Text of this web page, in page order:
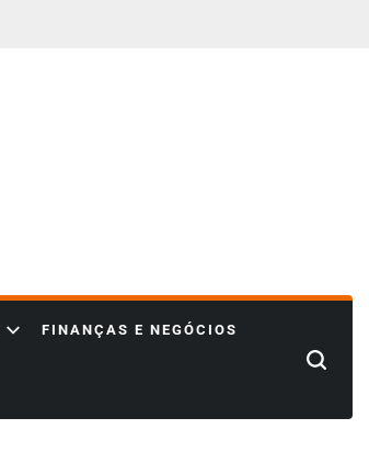
FINANÇAS E NEGÓCIOS
Search